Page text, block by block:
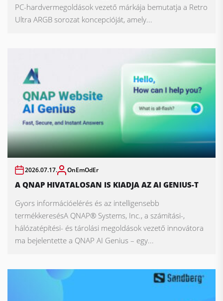
PC-hardvermegoldások vezető márkája bemutatja a Retro
Ultra ARGB sorozat koncepcióját, amely...
2026.07.17. OnEmOdEr
A QNAP HIVATALOSAN IS KIADJA AZ AI GENIUS-T
Gyors információelérés és az intelligensebb
termékkeresésA QNAP® Systems, Inc., a számítási-,
hálózatépítési- és tárolási megoldások vezető innovátora
ma bejelentette a QNAP AI Genius – egy...